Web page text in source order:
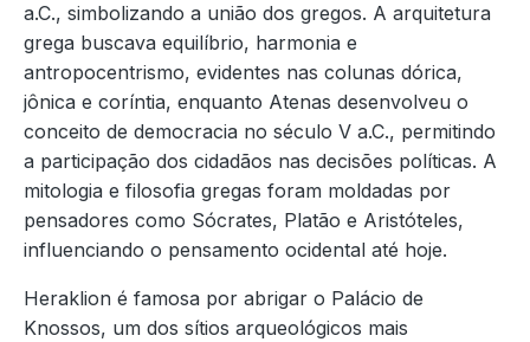
a.C., simbolizando a união dos gregos. A arquitetura
grega buscava equilíbrio, harmonia e
antropocentrismo, evidentes nas colunas dórica,
jônica e coríntia, enquanto Atenas desenvolveu o
conceito de democracia no século V a.C., permitindo
a participação dos cidadãos nas decisões políticas. A
mitologia e filosofia gregas foram moldadas por
pensadores como Sócrates, Platão e Aristóteles,
influenciando o pensamento ocidental até hoje.
Heraklion é famosa por abrigar o Palácio de
Knossos, um dos sítios arqueológicos mais